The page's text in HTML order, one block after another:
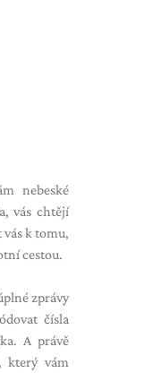
nebeské
vás chtějí
k tomu,
cestou.
zprávy
čísla
A právě
který vám